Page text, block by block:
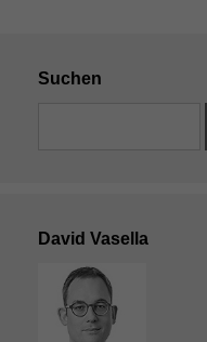
Suchen
David Vasella